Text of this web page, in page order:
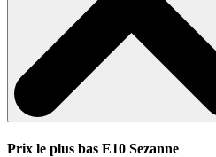
Prix le plus bas E10 Sezanne